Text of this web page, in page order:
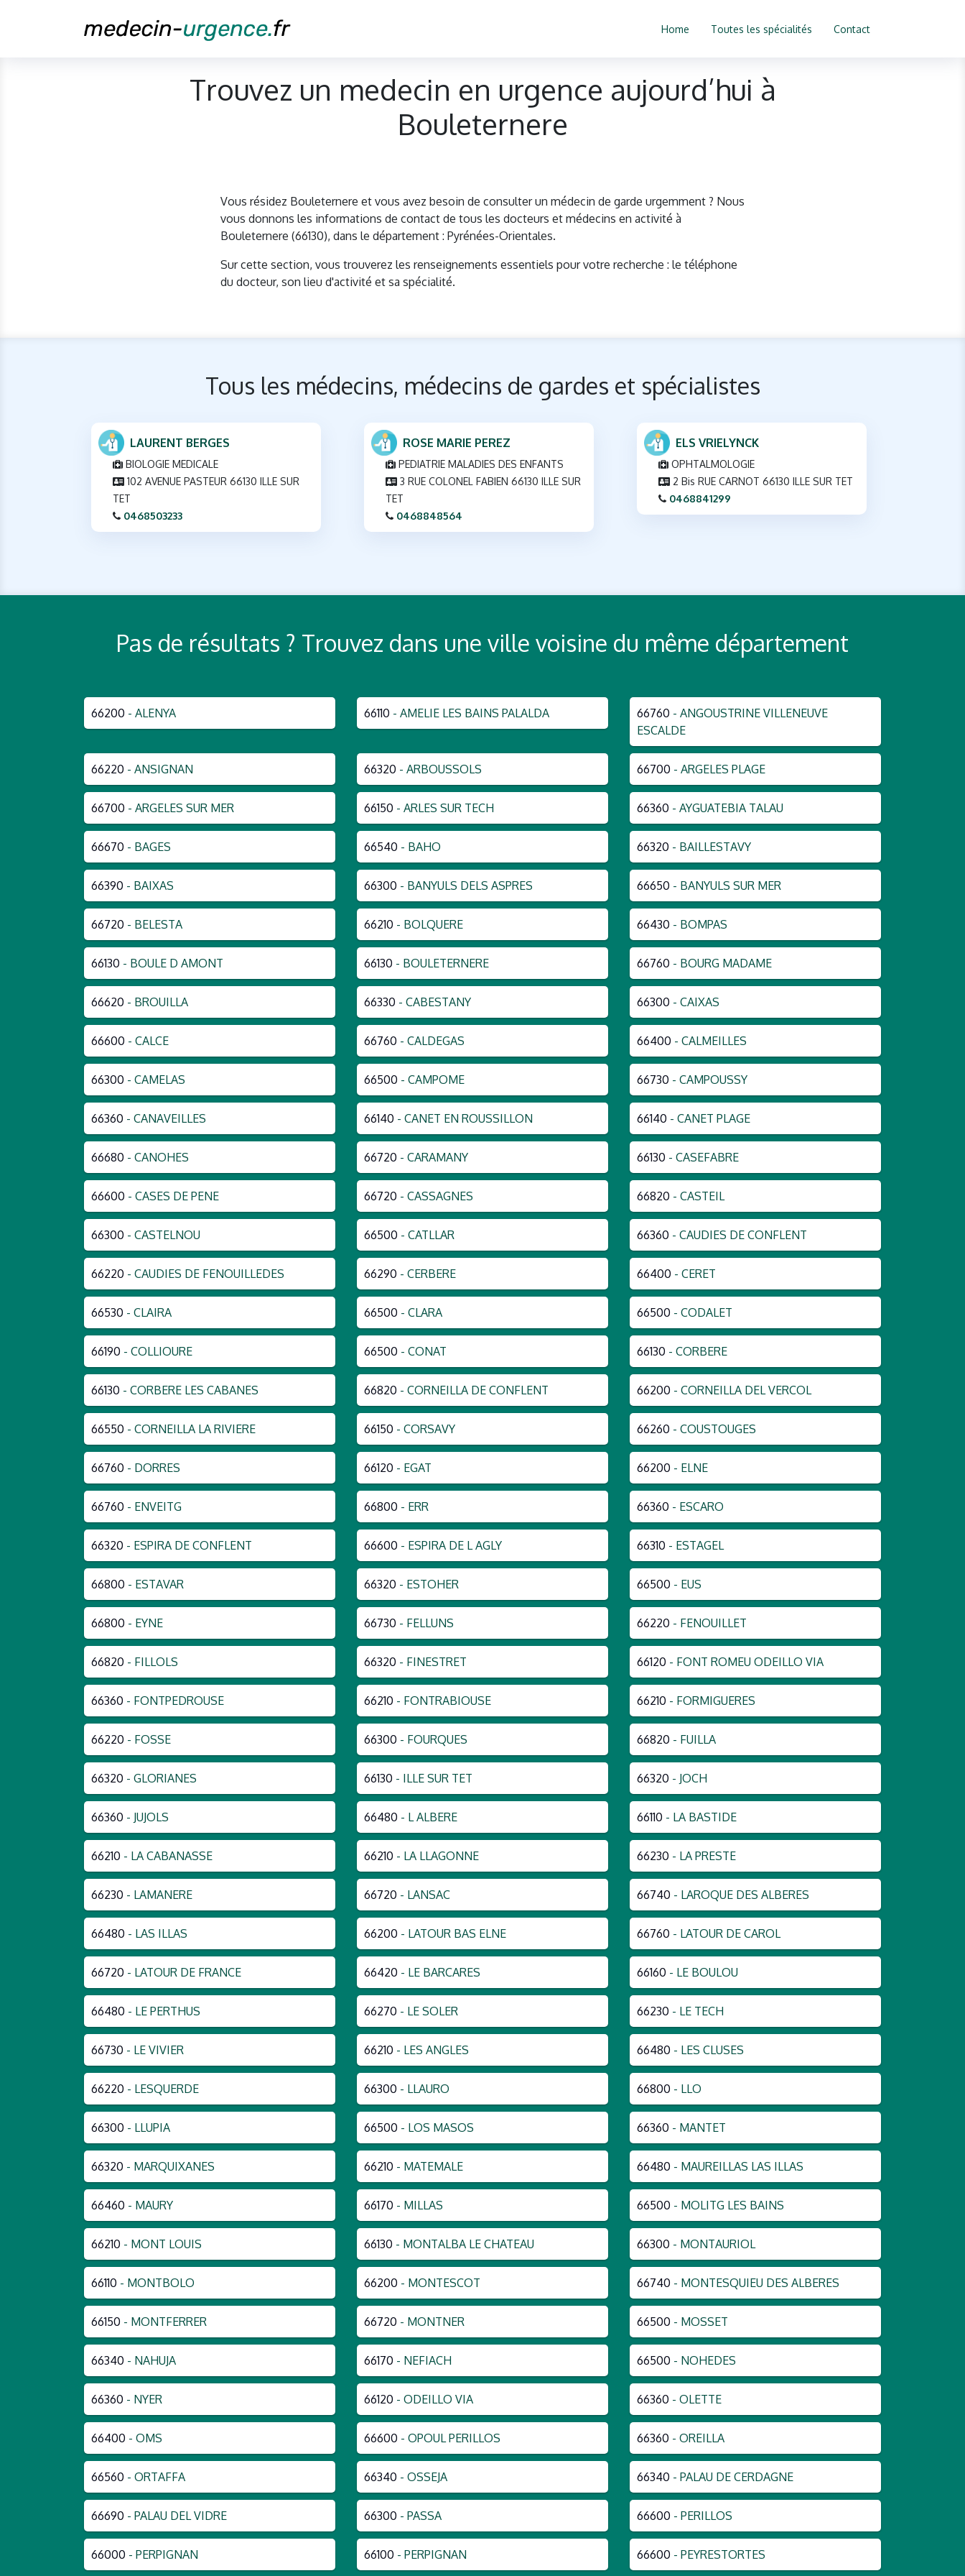
Home Toutes les spécialités Contact
Trouvez un medecin en urgence aujourd’hui à
Bouleternere
Vous résidez Bouleternere et vous avez besoin de consulter un médecin de garde urgemment ? Nous
vous donnons les informations de contact de tous les docteurs et médecins en activité à
Bouleternere (66130), dans le département : Pyrénées-Orientales.
Sur cette section, vous trouverez les renseignements essentiels pour votre recherche : le téléphone
du docteur, son lieu d'activité et sa spécialité.
Tous les médecins, médecins de gardes et spécialistes
LAURENT BERGES
BIOLOGIE MEDICALE
102 AVENUE PASTEUR 66130 ILLE SUR
TET
0468503233
ROSE MARIE PEREZ
PEDIATRIE MALADIES DES ENFANTS
3 RUE COLONEL FABIEN 66130 ILLE SUR
TET
0468848564
ELS VRIELYNCK
OPHTALMOLOGIE
2 Bis RUE CARNOT 66130 ILLE SUR TET
0468841299
Pas de résultats ? Trouvez dans une ville voisine du même département
66200 - ALENYA 66110 - AMELIE LES BAINS PALALDA 66760 - ANGOUSTRINE VILLENEUVE
ESCALDE
66220 - ANSIGNAN 66320 - ARBOUSSOLS 66700 - ARGELES PLAGE
66700 - ARGELES SUR MER 66150 - ARLES SUR TECH 66360 - AYGUATEBIA TALAU
66670 - BAGES 66540 - BAHO 66320 - BAILLESTAVY
66390 - BAIXAS 66300 - BANYULS DELS ASPRES 66650 - BANYULS SUR MER
66720 - BELESTA 66210 - BOLQUERE 66430 - BOMPAS
66130 - BOULE D AMONT 66130 - BOULETERNERE 66760 - BOURG MADAME
66620 - BROUILLA 66330 - CABESTANY 66300 - CAIXAS
66600 - CALCE 66760 - CALDEGAS 66400 - CALMEILLES
66300 - CAMELAS 66500 - CAMPOME 66730 - CAMPOUSSY
66360 - CANAVEILLES 66140 - CANET EN ROUSSILLON 66140 - CANET PLAGE
66680 - CANOHES 66720 - CARAMANY 66130 - CASEFABRE
66600 - CASES DE PENE 66720 - CASSAGNES 66820 - CASTEIL
66300 - CASTELNOU 66500 - CATLLAR 66360 - CAUDIES DE CONFLENT
66220 - CAUDIES DE FENOUILLEDES 66290 - CERBERE 66400 - CERET
66530 - CLAIRA 66500 - CLARA 66500 - CODALET
66190 - COLLIOURE 66500 - CONAT 66130 - CORBERE
66130 - CORBERE LES CABANES 66820 - CORNEILLA DE CONFLENT 66200 - CORNEILLA DEL VERCOL
66550 - CORNEILLA LA RIVIERE 66150 - CORSAVY 66260 - COUSTOUGES
66760 - DORRES 66120 - EGAT 66200 - ELNE
66760 - ENVEITG 66800 - ERR 66360 - ESCARO
66320 - ESPIRA DE CONFLENT 66600 - ESPIRA DE L AGLY 66310 - ESTAGEL
66800 - ESTAVAR 66320 - ESTOHER 66500 - EUS
66800 - EYNE 66730 - FELLUNS 66220 - FENOUILLET
66820 - FILLOLS 66320 - FINESTRET 66120 - FONT ROMEU ODEILLO VIA
66360 - FONTPEDROUSE 66210 - FONTRABIOUSE 66210 - FORMIGUERES
66220 - FOSSE 66300 - FOURQUES 66820 - FUILLA
66320 - GLORIANES 66130 - ILLE SUR TET 66320 - JOCH
66360 - JUJOLS 66480 - L ALBERE 66110 - LA BASTIDE
66210 - LA CABANASSE 66210 - LA LLAGONNE 66230 - LA PRESTE
66230 - LAMANERE 66720 - LANSAC 66740 - LAROQUE DES ALBERES
66480 - LAS ILLAS 66200 - LATOUR BAS ELNE 66760 - LATOUR DE CAROL
66720 - LATOUR DE FRANCE 66420 - LE BARCARES 66160 - LE BOULOU
66480 - LE PERTHUS 66270 - LE SOLER 66230 - LE TECH
66730 - LE VIVIER 66210 - LES ANGLES 66480 - LES CLUSES
66220 - LESQUERDE 66300 - LLAURO 66800 - LLO
66300 - LLUPIA 66500 - LOS MASOS 66360 - MANTET
66320 - MARQUIXANES 66210 - MATEMALE 66480 - MAUREILLAS LAS ILLAS
66460 - MAURY 66170 - MILLAS 66500 - MOLITG LES BAINS
66210 - MONT LOUIS 66130 - MONTALBA LE CHATEAU 66300 - MONTAURIOL
66110 - MONTBOLO 66200 - MONTESCOT 66740 - MONTESQUIEU DES ALBERES
66150 - MONTFERRER 66720 - MONTNER 66500 - MOSSET
66340 - NAHUJA 66170 - NEFIACH 66500 - NOHEDES
66360 - NYER 66120 - ODEILLO VIA 66360 - OLETTE
66400 - OMS 66600 - OPOUL PERILLOS 66360 - OREILLA
66560 - ORTAFFA 66340 - OSSEJA 66340 - PALAU DE CERDAGNE
66690 - PALAU DEL VIDRE 66300 - PASSA 66600 - PERILLOS
66000 - PERPIGNAN 66100 - PERPIGNAN 66600 - PEYRESTORTES